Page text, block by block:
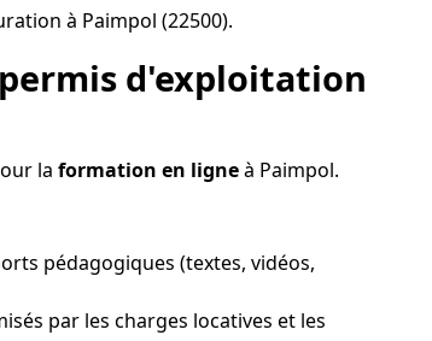
à Paimpol (22500).
d'exploitation
la formation en ligneà Paimpol.
pédagogiques (textes, vidéos,
par les charges locatives et les